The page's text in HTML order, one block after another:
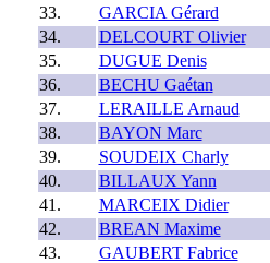
33.
GARCIA Gérard
34.
DELCOURT Olivier
35.
DUGUE Denis
36.
BECHU Gaétan
37.
LERAILLE Arnaud
38.
BAYON Marc
39.
SOUDEIX Charly
40.
BILLAUX Yann
41.
MARCEIX Didier
42.
BREAN Maxime
43.
GAUBERT Fabrice